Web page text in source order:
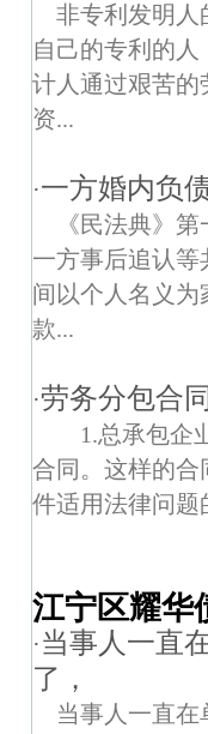
非专利发明人
自己的专利的
计人通过艰苦的
资...
·一方婚内负
《民法典》
一方事后追认
间以个人名义
款...
·劳务分包合
1.总承包企
合同。这样的合
件适用法律问题
江宁区耀华
·当事人一直
了，
当事人一直